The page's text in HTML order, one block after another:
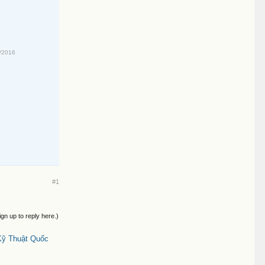
#1
up to reply here.)
Thuật Quốc